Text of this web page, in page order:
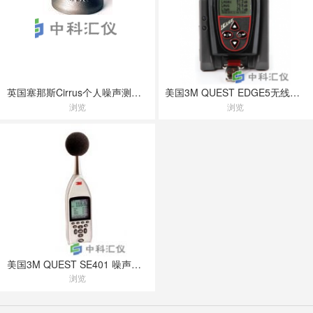
英国塞那斯Cirrus个人噪声测量计DoseBadge
浏览
美国3M QUEST EDGE5无线噪声剂量计
浏览
美国3M QUEST SE401 噪声监测仪
浏览